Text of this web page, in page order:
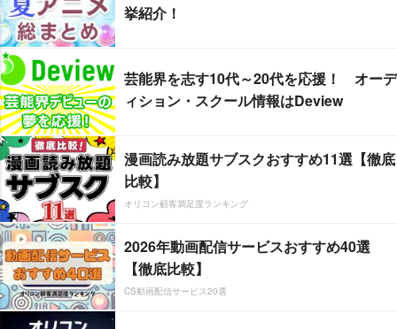
挙紹介！
芸能界を志す10代～20代を応援！ オーデ
ィション・スクール情報はDeview
漫画読み放題サブスクおすすめ11選【徹底
比較】
オリコン顧客満足度ランキング
2026年動画配信サービスおすすめ40選
【徹底比較】
CS動画配信サービス20選